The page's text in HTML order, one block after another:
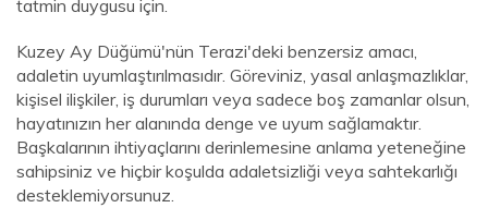
tatmin duygusu için.
Kuzey Ay Düğümü'nün Terazi'deki benzersiz amacı,
adaletin uyumlaştırılmasıdır. Göreviniz, yasal anlaşmazlıklar,
kişisel ilişkiler, iş durumları veya sadece boş zamanlar olsun,
hayatınızın her alanında denge ve uyum sağlamaktır.
Başkalarının ihtiyaçlarını derinlemesine anlama yeteneğine
sahipsiniz ve hiçbir koşulda adaletsizliği veya sahtekarlığı
desteklemiyorsunuz.